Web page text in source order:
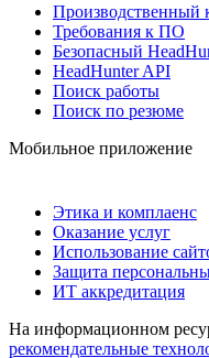
Производственный
Требования к ПО
Безопасный
HeadHunter API
Поиск работы
Поиск по резюме
Мобильное приложение
Этика и комплаенс
Оказание услуг
Использование
Защита
ИТ аккредитация
На информационном
рекомендательные